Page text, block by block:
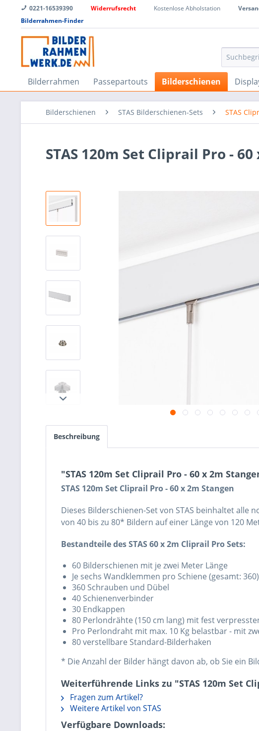
0221-16539390 Widerrufsrecht Kostenlose Abholstation
Bilderrahmen-Finder
Bilderrahmen Passepartouts Bilderschienen
Bilderschienen STAS Bilderschienen-Sets STAS
STAS 120m Set Cliprail Pro -
Beschreibung
"STAS 120m Set Cliprail Pro - 60 x 2m
STAS 120m Set Cliprail Pro - 60 x 2m Stangen
Dieses Bilderschienen-Set von STAS beinhaltet alle
von 40 bis zu 80* Bildern auf einer Länge von 120
Bestandteile des STAS 60 x 2m Cliprail Pro Sets:
60 Bilderschienen mit je zwei Meter Länge
Je sechs Wandklemmen pro Schiene (gesamt: 360)
360 Schrauben und Dübel
40 Schienenverbinder
30 Endkappen
80 Perlondrähte (150 cm lang) mit fest
Pro Perlondraht mit max. 10 Kg belastbar - mit
80 verstellbare Standard-Bilderhaken
* Die Anzahl der Bilder hängt davon ab, ob Sie ein
Weiterführende Links zu "STAS 120m Set
Fragen zum Artikel?
Weitere Artikel von STAS
Verfügbare Downloads: